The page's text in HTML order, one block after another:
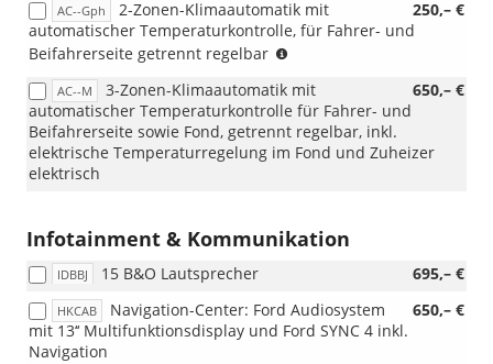
AC--Gph 250,– €
2-Zonen-Klimaautomatik mit
automatischer Temperaturkontrolle, für Fahrer- und
Beifahrerseite getrennt regelbar
mit
PHEV)
AC--M 650,– €
3-Zonen-Klimaautomatik mit
automatischer Temperaturkontrolle für Fahrer- und
Beifahrerseite sowie Fond, getrennt regelbar, inkl.
elektrische Temperaturregelung im Fond und Zuheizer
elektrisch
Infotainment & Kommunikation
IDBBJ 695,– €
15 B&O Lautsprecher
HKCAB 650,– €
Navigation-Center: Ford Audiosystem
mit 13‘‘ Multifunktionsdisplay und Ford SYNC 4 inkl.
Navigation